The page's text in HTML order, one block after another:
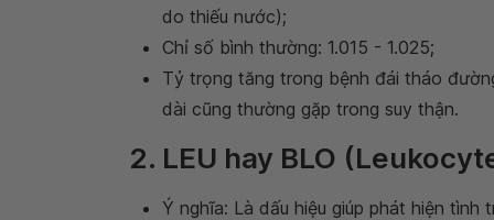
do thiếu nước);
Chỉ số bình thường: 1.015 - 1.025;
Tỷ trọng tăng trong bệnh đái tháo
dài cũng thường gặp trong suy thận.
2. LEU hay BLO
Ý nghĩa: Là dấu hiệu giúp phát hiện